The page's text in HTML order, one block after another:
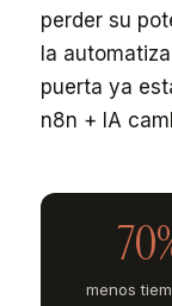
perder su
la
puerta ya
n8n + IA
menos